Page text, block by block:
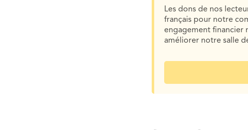
Les dons de nos
français pour notre
engagement financier
améliorer notre salle